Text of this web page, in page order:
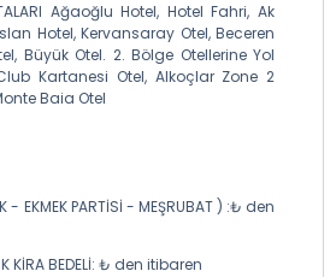
Ağaoğlu Hotel, Hotel Fahri, Ak
Hotel, Kervansaray Otel, Beceren
Büyük Otel. 2. Bölge Otellerine Yol
Kartanesi Otel, Alkoçlar Zone 2
Baia Otel
- EKMEK PARTİSİ - MEŞRUBAT ) :₺ den
KİRA BEDELİ: ₺ den itibaren